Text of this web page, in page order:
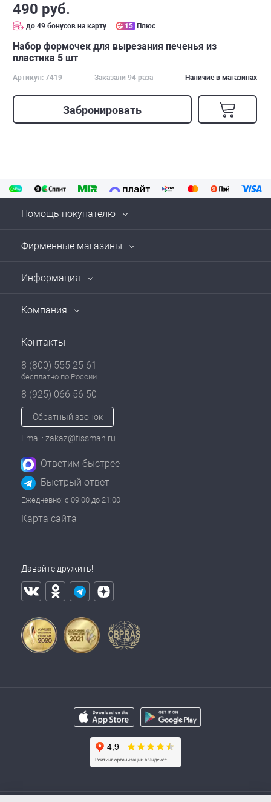
490 руб.
до 49 бонусов на карту 15 Плюс
Набор формочек для вырезания печенья из
пластика 5 шт
Артикул: 7419 Заказали 94 раза Наличие в магазинах
Забронировать
Помощь покупателю
Фирменные магазины
Информация
Компания
Контакты
8 (800) 555 25 61
бесплатно по России
8 (925) 066 56 50
Обратный звонок
Email: zakaz@fissman.ru
Ответим быстрее
Быстрый ответ
Ежедневно: с 09:00 до 21:00
Карта сайта
Давайте дружить!